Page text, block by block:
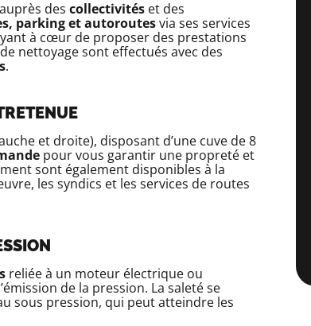
des collectivités et des
parking et autoroutesvia ses services
à cœur de proposer des prestations
nettoyage sont effectués avec des
.
et droite), disposant d’une cuve de 8
pour vous garantir une propreté et
sont également disponibles à la
les syndics et les services de routes
reliée à un moteur électrique ou
de la pression. La saleté se
sous pression, qui peut atteindre les